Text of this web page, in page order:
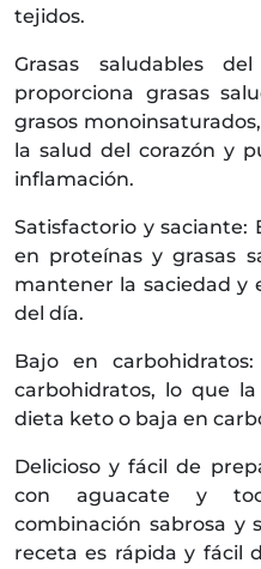
tejidos.
Grasas saludables
proporciona grasas
grasos
la salud del corazón y
inflamación.
Satisfactorio y saciante:
en proteínas y grasas
mantener la saciedad y
del día.
Bajo en
carbohidratos, lo que
dieta keto o baja en
Delicioso y fácil de
con aguacate y
combinación sabrosa y
receta es rápida y fácil